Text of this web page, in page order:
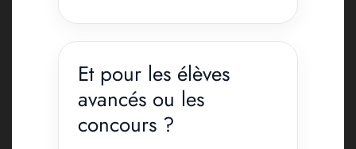
Et pour les élèves
avancés ou les
concours ?